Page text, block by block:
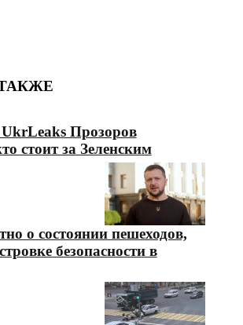
Прозоров
стоит за Зеленским
о состоянии пешеходов,
безопасности в